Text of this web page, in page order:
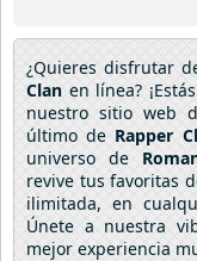
¿Quieres disfrutar
Clan en línea?
nuestro sitio web
último de Rapper
universo de
revive tus favoritas
ilimitada, en
Únete a nuestra
mejor experiencia